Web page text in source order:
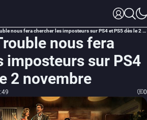
First Class Trouble nous fera chercher les imposteurs sur PS4 et PS5 dès le 2 novembre
nous fera
imposteurs sur PS4
2 novembre
0